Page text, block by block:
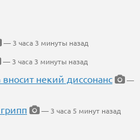
— 3 часа 3 минуты назад
— 3 часа 3 минуты назад
некий диссонанс
—
— 3 часа 5 минут назад